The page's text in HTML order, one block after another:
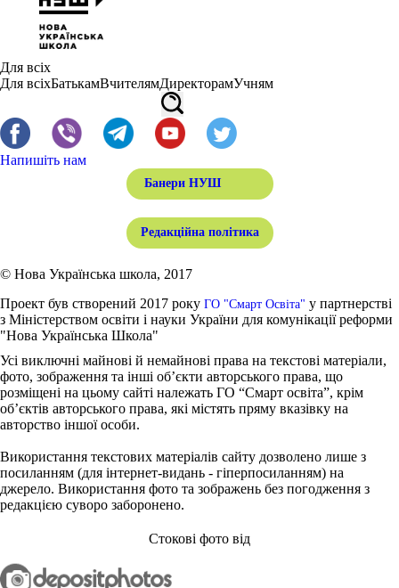
Для всіх
Для всіхБатькамВчителямДиректорамУчням
Напишіть нам
Банери НУШ
Редакційна політика
© Нова Українська школа, 2017
Проект був створений 2017 року ГО "Смарт Освіта" у партнерстві
з Міністерством освіти і науки України для комунікації реформи
"Нова Українська Школа"
Усі виключні майнові й немайнові права на текстові матеріали,
фото, зображення та інші об’єкти авторського права, що
розміщені на цьому сайті належать ГО “Смарт освіта”, крім
об’єктів авторського права, які містять пряму вказівку на
авторство іншої особи.
Використання текстових матеріалів сайту дозволено лише з
посиланням (для інтернет-видань - гіперпосиланням) на
джерело. Використання фото та зображень без погодження з
редакцією суворо заборонено.
Стокові фото від